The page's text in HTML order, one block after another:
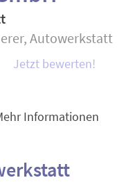
Autowerkstatt
Jetzt bewerten!
Informationen